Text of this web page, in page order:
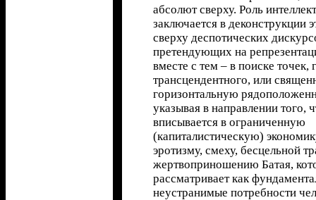
абсолют сверху. Роль
заключается в деконструкции
сверху деспотических
претендующих на
вместе с тем – в поиске точек,
трансцендентного, или
горизонтальную
указывая в направлении того,
вписывается в ограниченную
(капиталистическую)
эротизму, смеху, бесцельной
жертвоприношению Батая,
рассматривает как
неустранимые потребности